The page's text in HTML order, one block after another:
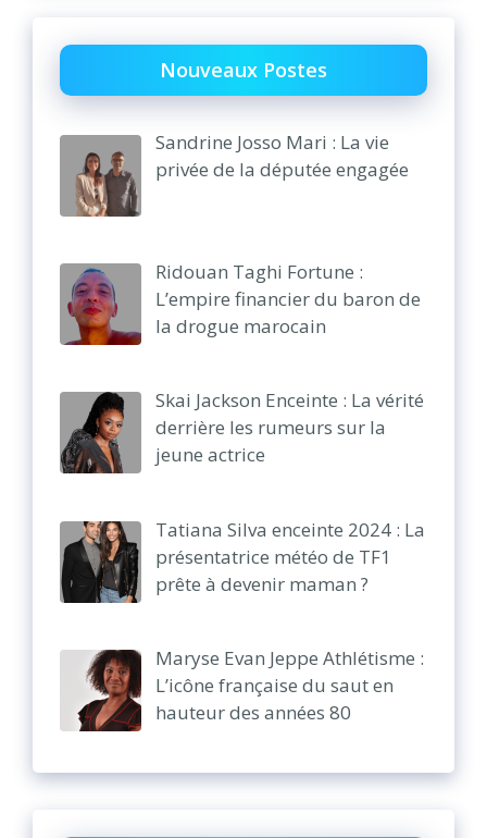
Nouveaux Postes
Sandrine Josso Mari : La vie
privée de la députée engagée
Ridouan Taghi Fortune :
L’empire financier du baron de
la drogue marocain
Skai Jackson Enceinte : La vérité
derrière les rumeurs sur la
jeune actrice
Tatiana Silva enceinte 2024 : La
présentatrice météo de TF1
prête à devenir maman ?
Maryse Evan Jeppe Athlétisme :
L’icône française du saut en
hauteur des années 80